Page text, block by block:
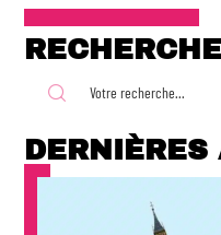
RECHERCHE